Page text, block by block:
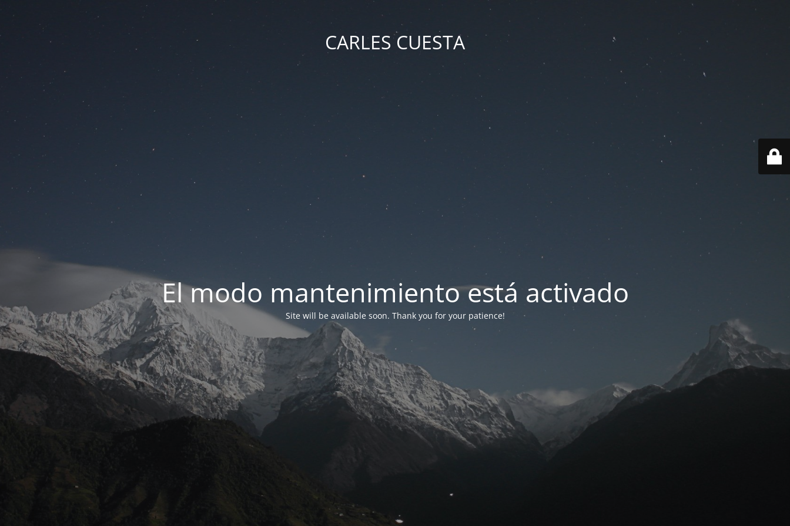
CARLES CUESTA
El modo mantenimiento está activado
Site will be available soon. Thank you for your patience!